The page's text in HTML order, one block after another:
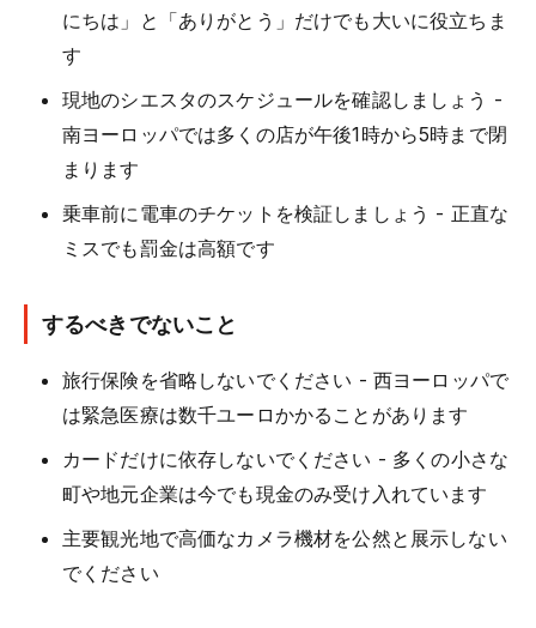
にちは」と「ありがとう」だけでも大いに役立ちま
す
現地のシエスタのスケジュールを確認しましょう -
南ヨーロッパでは多くの店が午後1時から5時まで閉
まります
乗車前に電車のチケットを検証しましょう - 正直な
ミスでも罰金は高額です
するべきでないこと
旅行保険を省略しないでください - 西ヨーロッパで
は緊急医療は数千ユーロかかることがあります
カードだけに依存しないでください - 多くの小さな
町や地元企業は今でも現金のみ受け入れています
主要観光地で高価なカメラ機材を公然と展示しない
でください